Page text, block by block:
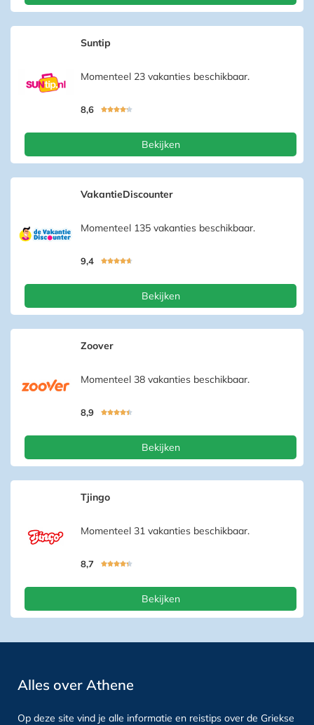
Suntip
Momenteel 23 vakanties beschikbaar.
8,6 
Bekijken
VakantieDiscounter
Momenteel 135 vakanties beschikbaar.
9,4 
Bekijken
Zoover
Momenteel 38 vakanties beschikbaar.
8,9 
Bekijken
Tjingo
Momenteel 31 vakanties beschikbaar.
8,7 
Bekijken
Alles over Athene
Op deze site vind je alle informatie en reistips over de Griekse